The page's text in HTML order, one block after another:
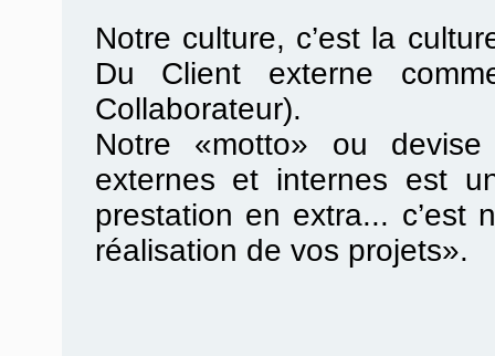
Notre culture, c’est la
Du Client externe
Collaborateur).
Notre «motto» ou
externes et internes est
prestation en extra... c’est
réalisation de vos projets».